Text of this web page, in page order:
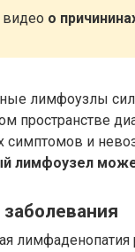
видео о
лимфоузлы
пространстве
симптомов и
лимфоузел
лимфаденопатия